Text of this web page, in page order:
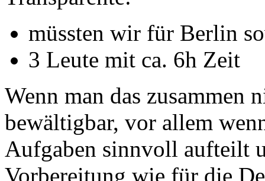
müssten wir für Berlin
3 Leute mit ca. 6h Zeit
Wenn man das zusammen
bewältigbar, vor allem
Aufgaben sinnvoll aufteilt
Vorbereitung wie für die